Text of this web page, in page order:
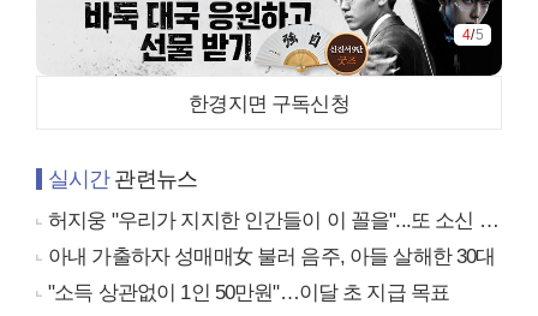
4/5
한경지면 구독신청
실시간관련뉴스
허지웅 "우리가 지지한 인간들이 이 꼴을"...또 소신 발언
아내 가출하자 성매매女 불러 음주, 아들 살해한 30대
"소득 상관없이 1인 50만원"…이달 초 지급 목표